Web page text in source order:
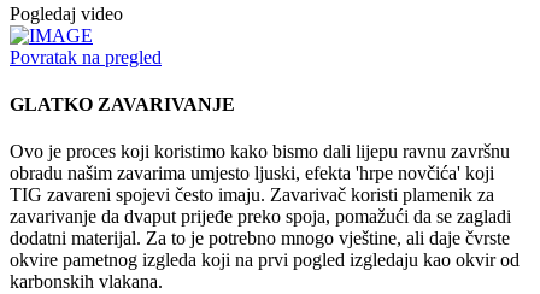
Pogledaj video
Povratak na pregled
GLATKO ZAVARIVANJE
Ovo je proces koji koristimo kako bismo dali lijepu ravnu završnu
obradu našim zavarima umjesto ljuski, efekta 'hrpe novčića' koji
TIG zavareni spojevi često imaju. Zavarivač koristi plamenik za
zavarivanje da dvaput prijeđe preko spoja, pomažući da se zagladi
dodatni materijal. Za to je potrebno mnogo vještine, ali daje čvrste
okvire pametnog izgleda koji na prvi pogled izgledaju kao okvir od
karbonskih vlakana.